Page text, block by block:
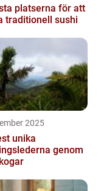
platserna för att
traditionell sushi
2025
unika
genom